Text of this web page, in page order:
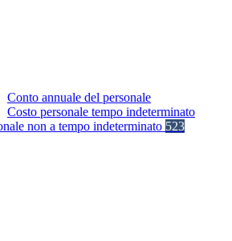
Conto annuale del personale
Costo personale tempo indeterminato
non a tempo indeterminato 523